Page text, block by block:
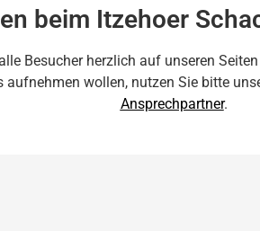
beim Itzehoer
Besucher herzlich auf unseren
wollen, nutzen Sie bitte
Ansprechpartner.